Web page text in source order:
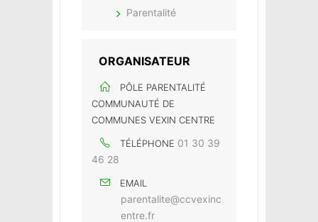
Parentalité
ORGANISATEUR
PÔLE PARENTALITÉ
COMMUNAUTÉ DE
COMMUNES VEXIN CENTRE
TÉLÉPHONE 01 30 39
46 28
EMAIL
parentalite@ccvexinc
entre.fr